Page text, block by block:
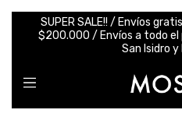
SUPER SALE!! / Envíos
$200.000 / Envíos a todo el
San Isidro y